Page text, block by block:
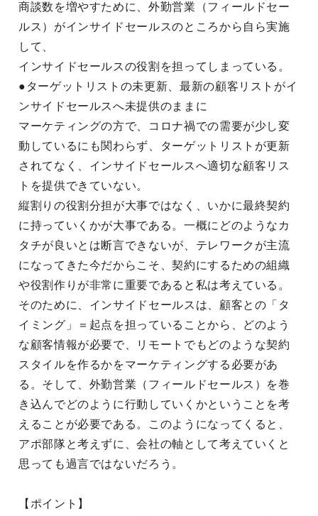
商談数を増やすために、外勤営業（フィールドセー
ルス）がインサイドセールスのところから自ら実施
して、
インサイドセールスの役割を担ってしまっている。
●ターゲットリストの未更新、最新の顧客リストがイ
ンサイドセールスへ未提供のままに
マーケティングの方で、コロナ禍での需要が少し変
動しているにも関わらず、ターゲットリストが更新
されてなく、インサイドセールスへ適切な顧客リス
トを提供できていない。
縦割りの役割分担が大事ではなく、いかに最終契約
に持っていくかが大事である。一概にどのようなカ
タチが良いとは断言できないが、テレワークが主流
になってきた今だからこそ、契約にするための組織
や役割作りが非常に重要であると私は考えている。
そのために、インサイドセールスは、顧客との「タ
イミング」＝起点を担っていることから、どのよう
な顧客情報が必要で、リモートでもどのような契約
スタイルを作るかをマーケティングする必要があ
る。そして、外勤営業（フィールドセールス）を巻
き込んでどのように行動していくかということを考
えることが必要である。このようになってくると、
アポ部隊と考えずに、会社の軸として考えていくと
思っても過言ではないだろう。
【ポイント】